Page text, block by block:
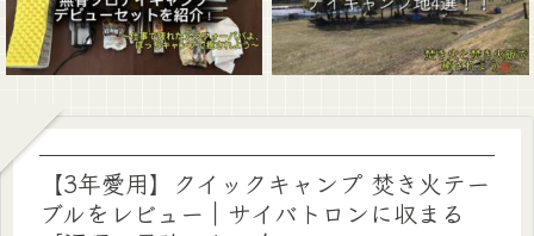
【3年愛用】クイックキャンプ 焚き火テー
ブルをレビュー｜サイバトロンに収まる